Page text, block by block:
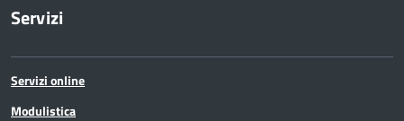
Scuola
Servizi
Servizi online
Modulistica